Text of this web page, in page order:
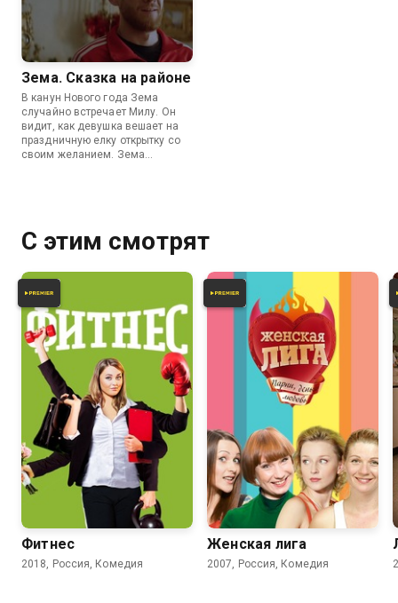
Зема. Сказка на районе
В канун Нового года Зема
случайно встречает Милу. Он
видит, как девушка вешает на
праздничную елку открытку со
своим желанием. Зема
по-своему...
С этим смотрят
Фитнес
2018, Россия, Комедия
4.2 3.7
Женская лига
2007, Россия, Комедия